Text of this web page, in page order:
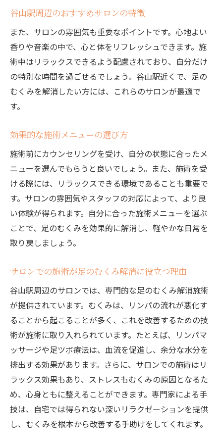
足のむくみの原因を知って効果的なケアを始め
足のむくみを引き起こすライフスタイルと
は
食事とむくみの関係を解説
むくみのサインを見逃さないために
専門家が教えるむくみ解消の第一歩
専門サロンが教える足のむくみ解消のためのス
テップ
初めてのサロン訪問に備える準備
施術前に知っておきたいこと
施術中のリラックス法とむくみへの効果
施術後のセルフケアで効果を最大限に
定期的なケアでむくみの根本改善へ
プロの技術で足のむくみをスッキリ解消する方
法
プロが施術で重視するポイント
技術の違いがもたらす効果の差
施術後の変化を実感するために
技術を活かしたホームケアのアドバイス
むくみ解消に必要な施術の頻度
プロの技が光る施術体験の紹介
谷山駅周辺でリラックスできる足のケアサロン
谷山駅周辺のおすすめサロンの特徴
また、サロンの雰囲気も重要なポイントです。心地よい
香りや音楽の中で、心と体をリフレッシュできます。施
術中はリラックスできるよう配慮されており、自分だけ
の特別な時間を過ごせるでしょう。谷山駅近くで、足の
むくみを解消したい方には、これらのサロンが最適で
す。
効果的な施術メニューの選び方
施術前にカウンセリングを受け、自分の状態に合ったメ
ニューを選んでもらうと良いでしょう。また、施術を受
ける際には、リラックスできる環境であることも重要で
す。サロンの雰囲気やスタッフの対応によって、より良
い体験が得られます。自分に合った施術メニューを選ぶ
ことで、足のむくみを効果的に解消し、軽やかな日常を
取り戻しましょう。
サロンでの施術が足のむくみ解消に役立つ理由
谷山駅周辺のサロンでは、専門的な足のむくみ解消施術
が提供されています。むくみは、リンパの流れが悪化す
ることから起こることが多く、これを改善するための技
術が施術に取り入れられています。たとえば、リンパマ
ッサージや足ツボ療法は、血流を促進し、余分な水分を
排出する効果があります。さらに、サロンでの施術はリ
ラックス効果もあり、ストレスもむくみの原因となるた
め、心身ともに整えることができます。専門家による手
技は、自宅では得られない深いリラクゼーションを提供
し、むくみを根本から改善する手助けをしてくれます。